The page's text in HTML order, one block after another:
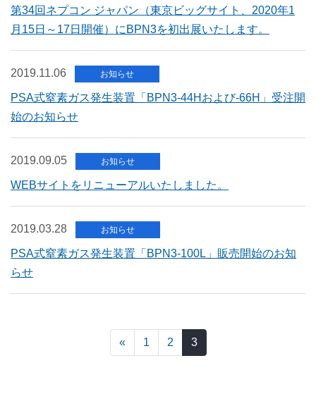
第34回ネプコン ジャパン（東京ビッグサイト、2020年1
月15日～17日開催）にBPN3を初出展いたします。
2019.11.06 お知らせ
PSA式窒素ガス発生装置「BPN3-44Hおよび-66H」受注開
始のお知らせ
2019.09.05 お知らせ
WEBサイトをリニューアルいたしました。
2019.03.28 お知らせ
PSA式窒素ガス発生装置「BPN3-100L」販売開始のお知
らせ
« 1 2 3